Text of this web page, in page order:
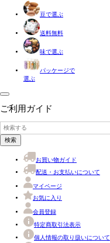
豆で選ぶ
送料無料
味で選ぶ
パッケージで
選ぶ
ご利用ガイド
検索
お買い物ガイド
配送・お支払いについて
マイページ
お気に入り
会員登録
特定商取引法表示
個人情報の取り扱いについて